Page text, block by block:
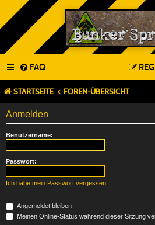
FAQ
STARTSEITE FOREN-ÜBERSICHT
Anmelden
Benutzername:
Passwort:
Ich habe mein Passwort vergessen
Angemeldet bleiben
Meinen Online-Status während dieser Sitzung